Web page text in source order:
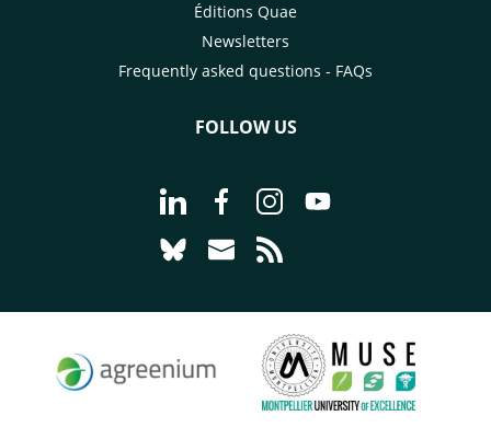
Éditions Quae
Newsletters
Frequently asked questions - FAQs
FOLLOW US
Go to page Follow us on LinkedIn -
Go to page Follow us on
Go to page Follow us on
Go to page Follow
Go to page Follow us on Bluesky -
Go to page Contact us - CIRAD